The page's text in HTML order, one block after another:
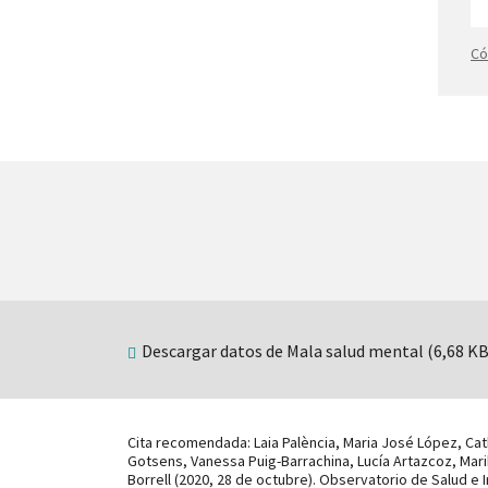
Descargar datos de Mala salud mental (6,68
Cita recomendada: Laia Palència, Maria José López,
Gotsens, Vanessa Puig-Barrachina, Lucía Artazcoz,
Borrell (2020, 28 de octubre). Observatorio de Salud e